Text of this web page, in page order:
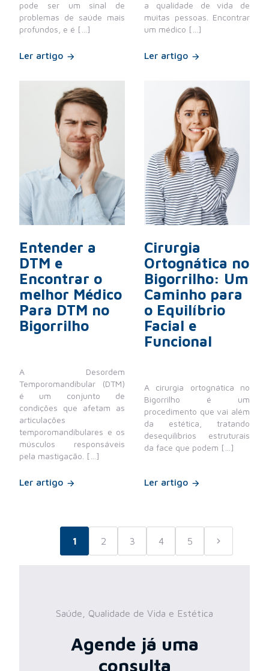
pode ser um sinal de
problemas de saúde mais
profundos, e é […]
Ler artigo
a qualidade de vida de
muitas pessoas. Encontrar
um médico […]
Ler artigo
Entender a
DTM e
Encontrar o
melhor Médico
Para DTM no
Bigorrilho
A Desordem
Temporomandibular (DTM)
é um conjunto de
condições que afetam as
articulações
temporomandibulares e os
músculos responsáveis
pela mastigação. […]
Ler artigo
Cirurgia
Ortognática no
Bigorrilho: Um
Caminho para
o Equilíbrio
Facial e
Funcional
A cirurgia ortognática no
Bigorrilho é um
procedimento que vai além
da estética, tratando
desequilíbrios estruturais
da face que podem […]
Ler artigo
1 2 3 4 5
Saúde, Qualidade de Vida e Estética
Agende já uma
consulta